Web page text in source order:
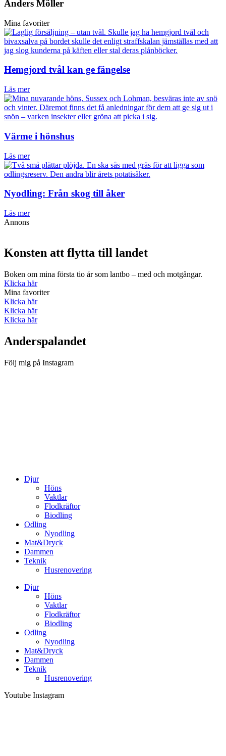
Anders Möller
Mina favoriter
Hemgjord tvål kan ge fängelse
Läs mer
Värme i hönshus
Läs mer
Nyodling: Från skog till åker
Läs mer
Annons
Konsten att flytta till landet
Boken om mina första tio år som lantbo – med och motgångar.
Klicka här
Mina favoriter
Klicka här
Klicka här
Klicka här
Anderspalandet
Följ mig på Instagram
Djur
Höns
Vaktlar
Flodkräftor
Biodling
Odling
Nyodling
Mat&Dryck
Dammen
Teknik
Husrenovering
Djur
Höns
Vaktlar
Flodkräftor
Biodling
Odling
Nyodling
Mat&Dryck
Dammen
Teknik
Husrenovering
Youtube Instagram